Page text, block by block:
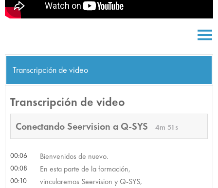
Transcripción de video
Transcripción de video
Conectando Seervision a Q-SYS 4m 51s
00:06 Bienvenidos de nuevo.
00:08 En esta parte de la formación,
00:10 vincularemos Seervision y Q-SYS,